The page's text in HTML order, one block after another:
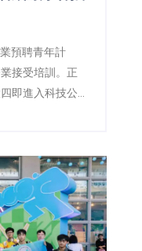
預聘青年計
接受培訓。正
即進入科技公